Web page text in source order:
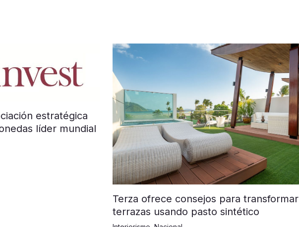
estratégica
líder mundial
Terza ofrece consejos para transformar
terrazas usando pasto sintético